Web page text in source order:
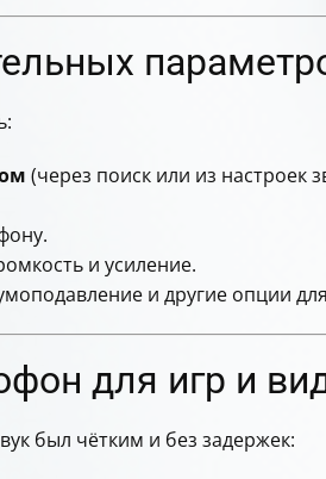
(через поиск или из настроек
и усиление.
и другие опции для
для игр и
был чётким и без задержек: